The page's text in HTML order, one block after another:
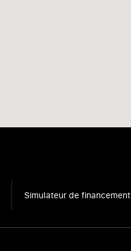
Simulateur de financement